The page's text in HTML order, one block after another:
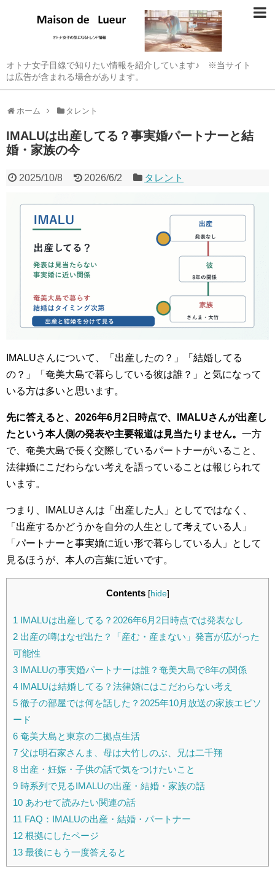
オトナ女子目線で知りたい情報を紹介しています♪ ※当サイト
は広告が含まれる場合があります。
ホーム タレント
IMALUは出産してる？事実婚パートナーと結
婚・家族の今
2025/10/8 2026/6/2 タレント
IMALUさんについて、「出産したの？」「結婚してる
の？」「奄美大島で暮らしている彼は誰？」と気になって
いる方は多いと思います。
先に答えると、2026年6月2日時点で、IMALUさんが出産し
たという本人側の発表や主要報道は見当たりません。 一方
で、奄美大島で長く交際しているパートナーがいること、
法律婚にこだわらない考えを語っていることは報じられて
います。
つまり、IMALUさんは「出産した人」としてではなく、
「出産するかどうかを自分の人生として考えている人」
「パートナーと事実婚に近い形で暮らしている人」として
見るほうが、本人の言葉に近いです。
Contents [hide]
1 IMALUは出産してる？2026年6月2日時点では発表なし
2 出産の噂はなぜ出た？「産む・産まない」発言が広がった
可能性
3 IMALUの事実婚パートナーは誰？奄美大島で8年の関係
4 IMALUは結婚してる？法律婚にはこだわらない考え
5 徹子の部屋では何を話した？2025年10月放送の家族エピソ
ード
6 奄美大島と東京の二拠点生活
7 父は明石家さんま、母は大竹しのぶ、兄は二千翔
8 出産・妊娠・子供の話で気をつけたいこと
9 時系列で見るIMALUの出産・結婚・家族の話
10 あわせて読みたい関連の話
11 FAQ：IMALUの出産・結婚・パートナー
12 根拠にしたページ
13 最後にもう一度答えると